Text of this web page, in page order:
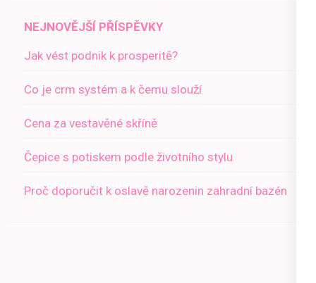
NEJNOVĚJŠÍ PŘÍSPĚVKY
Jak vést podnik k prosperitě?
Co je crm systém a k čemu slouží
Cena za vestavěné skříně
Čepice s potiskem podle životního stylu
Proč doporučit k oslavě narozenin zahradní bazén